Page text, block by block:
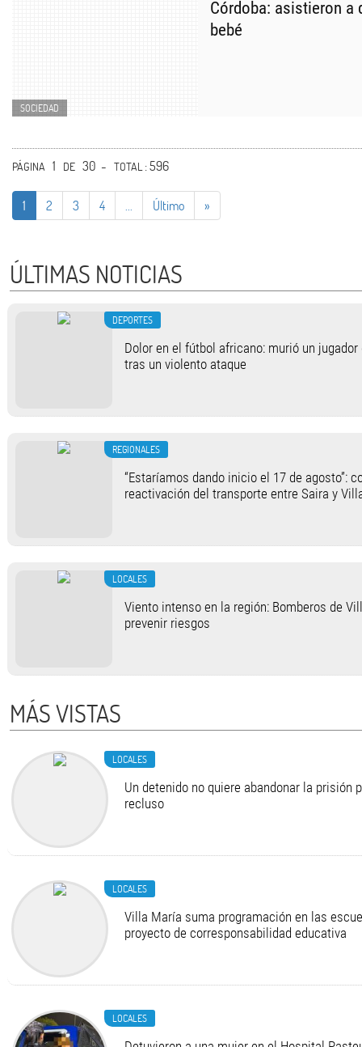
SOCIEDAD
Córdoba: asistieron a
bebé
PÁGINA 1 DE 30 - TOTAL: 596
1 2 3 4 Último »
ÚLTIMAS NOTICIAS
DEPORTES
Dolor en el fútbol africano: murió un
tras un violento ataque
REGIONALES
“Estaríamos dando inicio el 17 de agosto”:
reactivación del transporte entre Saira y
LOCALES
Viento intenso en la región: Bomberos de
prevenir riesgos
MÁS VISTAS
LOCALES
Un detenido no quiere abandonar la prisión
recluso
LOCALES
Villa María suma programación en las
proyecto de corresponsabilidad educativa
LOCALES